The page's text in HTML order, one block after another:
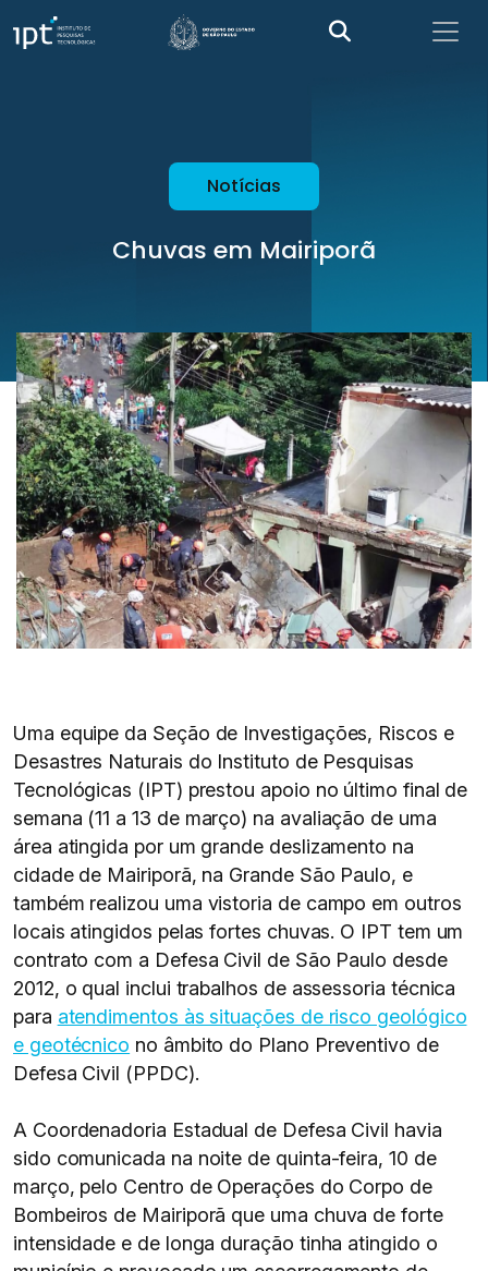
Notícias
Chuvas em Mairiporã
Uma equipe da Seção de Investigações, Riscos e
Desastres Naturais do Instituto de Pesquisas
Tecnológicas (IPT) prestou apoio no último final de
semana (11 a 13 de março) na avaliação de uma
área atingida por um grande deslizamento na
cidade de Mairiporã, na Grande São Paulo, e
também realizou uma vistoria de campo em outros
locais atingidos pelas fortes chuvas. O IPT tem um
contrato com a Defesa Civil de São Paulo desde
2012, o qual inclui trabalhos de assessoria técnica
para atendimentos às situações de risco geológico
e geotécnico no âmbito do Plano Preventivo de
Defesa Civil (PPDC).
A Coordenadoria Estadual de Defesa Civil havia
sido comunicada na noite de quinta-feira, 10 de
março, pelo Centro de Operações do Corpo de
Bombeiros de Mairiporã que uma chuva de forte
intensidade e de longa duração tinha atingido o